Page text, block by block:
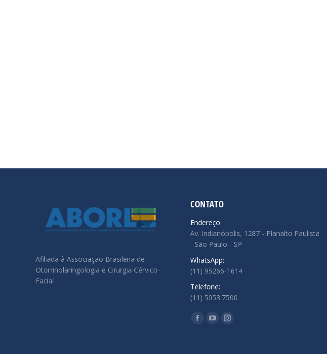
Afiliada à Associação Brasileira de
Otorrinolaringologia e Cirurgia Cérvico-
Facial
CONTATO
Endereço:
Av. Indianópolis, 1287 - Planalto Paulista
- São Paulo - SP
WhatsApp:
(11) 95266-1614
Telefone:
(11) 5053.7500
Encontre-nos em:
Facebook
YouTubeInstagram